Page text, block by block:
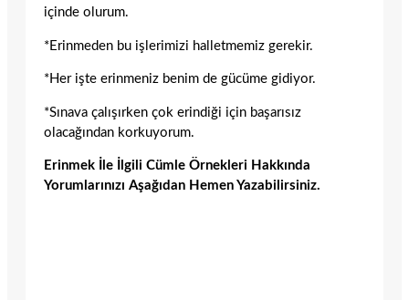
içinde olurum.
*Erinmeden bu işlerimizi halletmemiz gerekir.
*Her işte erinmeniz benim de gücüme gidiyor.
*Sınava çalışırken çok erindiği için başarısız
olacağından korkuyorum.
Erinmek İle İlgili Cümle Örnekleri Hakkında
Yorumlarınızı Aşağıdan Hemen Yazabilirsiniz.